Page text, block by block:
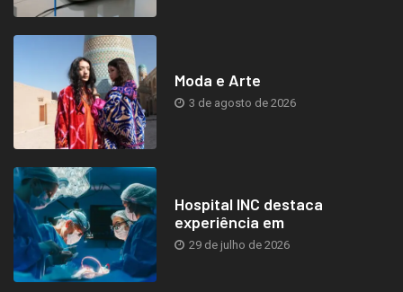
Moda e Arte
3 de agosto de 2026
Hospital INC destaca
experiência em
29 de julho de 2026